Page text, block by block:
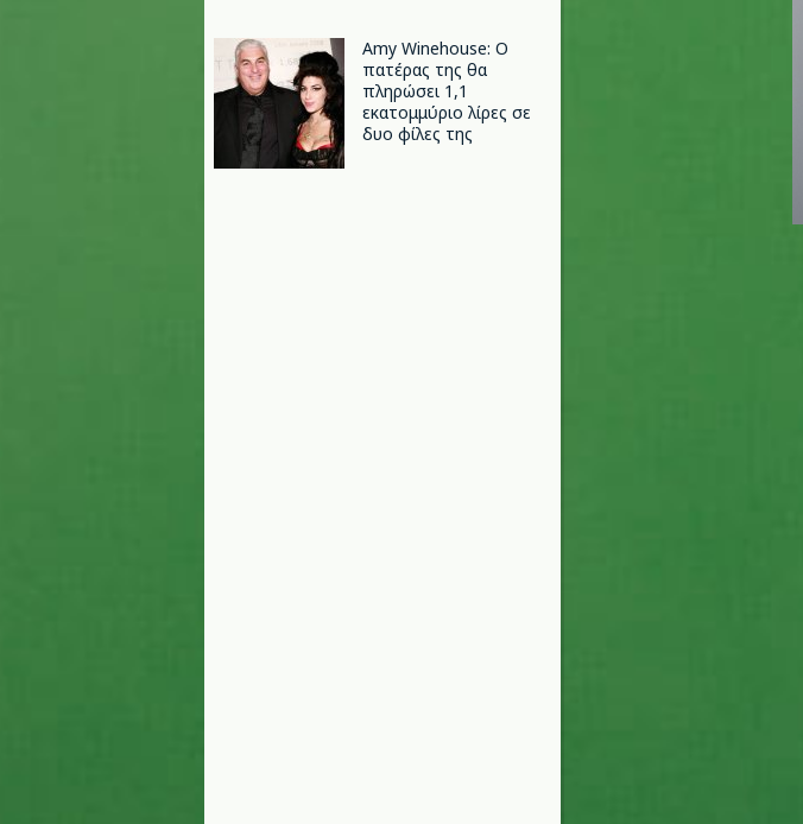
Amy Winehouse: Ο
πατέρας της θα
πληρώσει 1,1
εκατομμύριο λίρες σε
δυο φίλες της